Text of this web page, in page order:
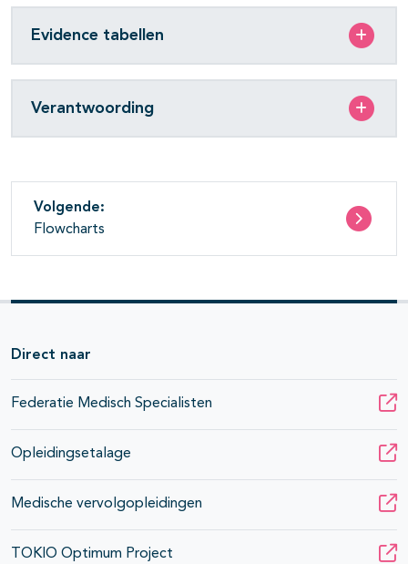
Evidence tabellen
Verantwoording
Volgende:
Flowcharts
Direct naar
Federatie Medisch Specialisten
Opleidingsetalage
Medische vervolgopleidingen
TOKIO Optimum Project